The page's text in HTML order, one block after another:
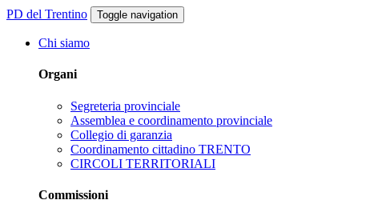
PD del Trentino Toggle navigation
Chi siamo
Organi
Segreteria provinciale
Assemblea e coordinamento provinciale
Collegio di garanzia
Coordinamento cittadino TRENTO
CIRCOLI TERRITORIALI
Commissioni